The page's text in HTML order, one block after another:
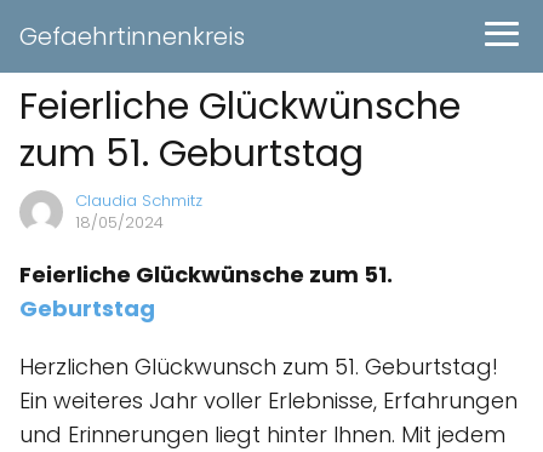
Gefaehrtinnenkreis
Feierliche Glückwünsche
zum 51. Geburtstag
Claudia Schmitz
18/05/2024
Feierliche Glückwünsche zum 51.
Geburtstag
Herzlichen Glückwunsch zum 51. Geburtstag!
Ein weiteres Jahr voller Erlebnisse, Erfahrungen
und Erinnerungen liegt hinter Ihnen. Mit jedem